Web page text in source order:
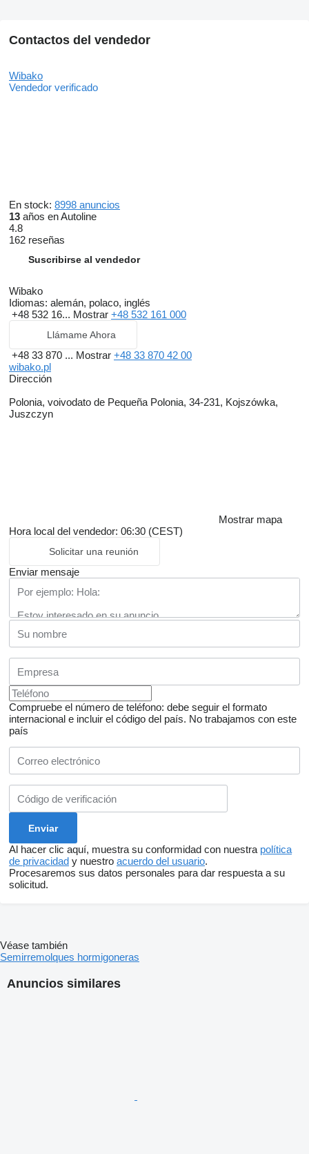
Contactos del vendedor
Wibako
Vendedor verificado
En stock: 8998 anuncios
13 años en Autoline
4.8
162 reseñas
Suscribirse al vendedor
Wibako
Idiomas: alemán, polaco, inglés
+48 532 16... Mostrar +48 532 161 000
Llámame Ahora
+48 33 870 ... Mostrar +48 33 870 42 00
wibako.pl
Dirección
Polonia, voivodato de Pequeña Polonia, 34-231, Kojszówka,
Juszczyn
Mostrar mapa
Hora local del vendedor: 06:30 (CEST)
Solicitar una reunión
Enviar mensaje
Compruebe el número de teléfono: debe seguir el formato
internacional e incluir el código del país. No trabajamos con este
país
Al hacer clic aquí, muestra su conformidad con nuestra política
de privacidad y nuestro acuerdo del usuario.
Procesaremos sus datos personales para dar respuesta a su
solicitud.
Anuncios similares
Véase también
Semirremolques hormigoneras